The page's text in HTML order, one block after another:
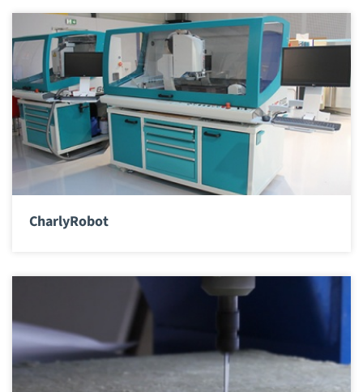
CharlyRobot